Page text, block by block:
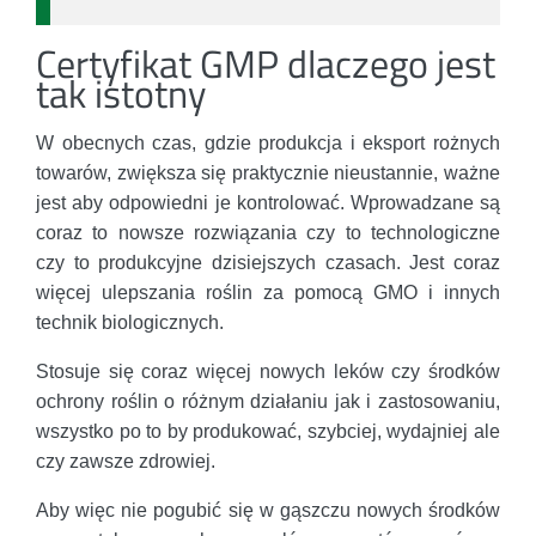
Certyfikat GMP dlaczego jest
tak istotny
W obecnych czas, gdzie produkcja i eksport rożnych
towarów, zwiększa się praktycznie nieustannie, ważne
jest aby odpowiedni je kontrolować. Wprowadzane są
coraz to nowsze rozwiązania czy to technologiczne
czy to produkcyjne dzisiejszych czasach. Jest coraz
więcej ulepszania roślin za pomocą GMO i innych
technik biologicznych.
Stosuje się coraz więcej nowych leków czy środków
ochrony roślin o różnym działaniu jak i zastosowaniu,
wszystko po to by produkować, szybciej, wydajniej ale
czy zawsze zdrowiej.
Aby więc nie pogubić się w gąszczu nowych środków